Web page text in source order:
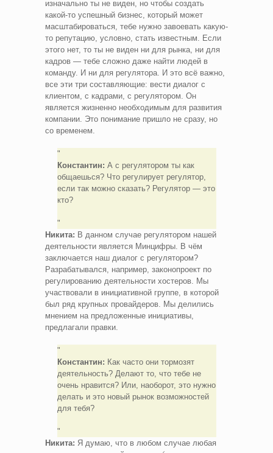
изначально ты не виден, но чтобы создать
какой-то успешный бизнес, который может
масштабироваться, тебе нужно завоевать какую-
то репутацию, условно, стать известным. Если
этого нет, то ты не виден ни для рынка, ни для
кадров — тебе сложно даже найти людей в
команду. И ни для регулятора. И это всё важно,
все эти три составляющие: вести диалог с
клиентом, с кадрами, с регулятором. Он
является жизненно необходимым для развития
компании. Это понимание пришло не сразу, но
со временем.
Константин: А с регулятором ты как
общаешься? Что регулирует регулятор,
если так можно сказать? Регулятор — это
кто?
Никита: В данном случае регулятором нашей
деятельности является Минцифры. В чём
заключается наш диалог с регулятором?
Разрабатывался, например, законопроект по
регулированию деятельности хостеров. Мы
участвовали в инициативной группе, в которой
был ряд крупных провайдеров. Мы делились
мнением на предложенные инициативы,
предлагали правки.
Константин: Как часто они тормозят
деятельность? Делают то, что тебе не
очень нравится? Или, наоборот, это нужно
делать и это новый рынок возможностей
для тебя?
Никита: Я думаю, что в любом случае любая